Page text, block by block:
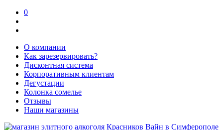
0
О компании
Как зарезервировать?
Дисконтная система
Корпоративным клиентам
Дегустации
Колонка сомелье
Отзывы
Наши магазины